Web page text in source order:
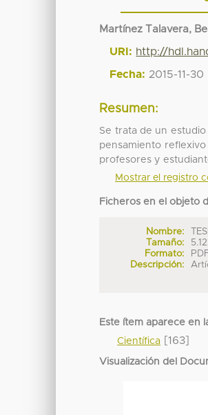
Martínez Talavera,
URI: http://
Fecha: 2015-11-30
Resumen:
Se trata de un
pensamiento
profesores y
Mostrar el registro
Ficheros en el objeto
Nombre:
Tamaño:
Formato:
PDF
Descripción:
Este ítem aparece en
Científica [163]
Visualización del